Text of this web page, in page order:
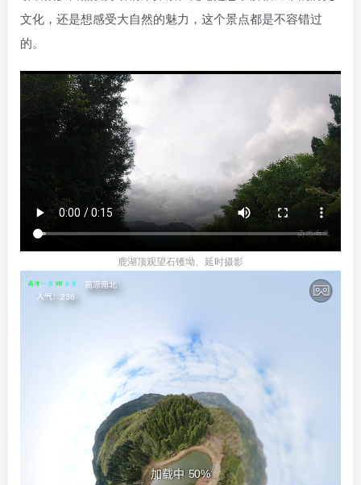
文化，还是想感受大自然的魅力，这个景点都是不容错过
的。
鹿湖顶观望石镬坳、延时摄影